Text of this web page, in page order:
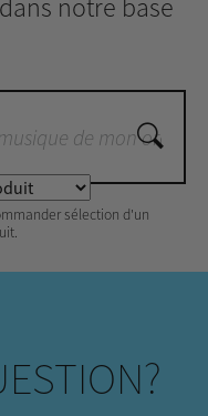
notre base
sélection d'un